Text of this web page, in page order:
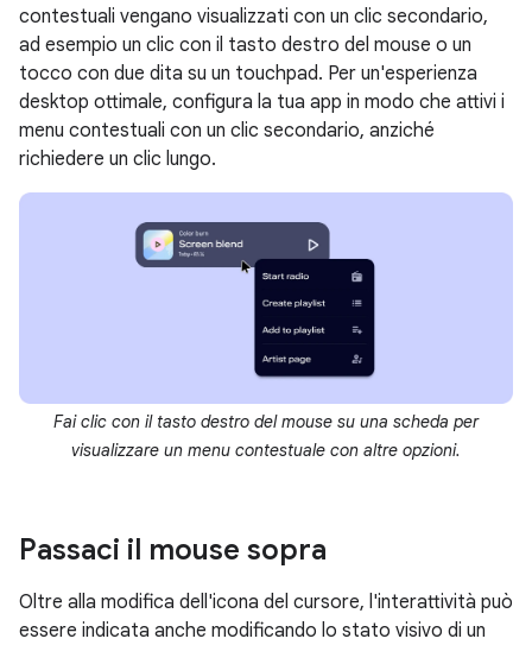
contestuali vengano visualizzati con un clic secondario,
ad esempio un clic con il tasto destro del mouse o un
tocco con due dita su un touchpad. Per un'esperienza
desktop ottimale, configura la tua app in modo che attivi i
menu contestuali con un clic secondario, anziché
richiedere un clic lungo.
Fai clic con il tasto destro del mouse su una scheda per
visualizzare un menu contestuale con altre opzioni.
Passaci il mouse sopra
Oltre alla modifica dell'icona del cursore, l'interattività può
essere indicata anche modificando lo stato visivo di un